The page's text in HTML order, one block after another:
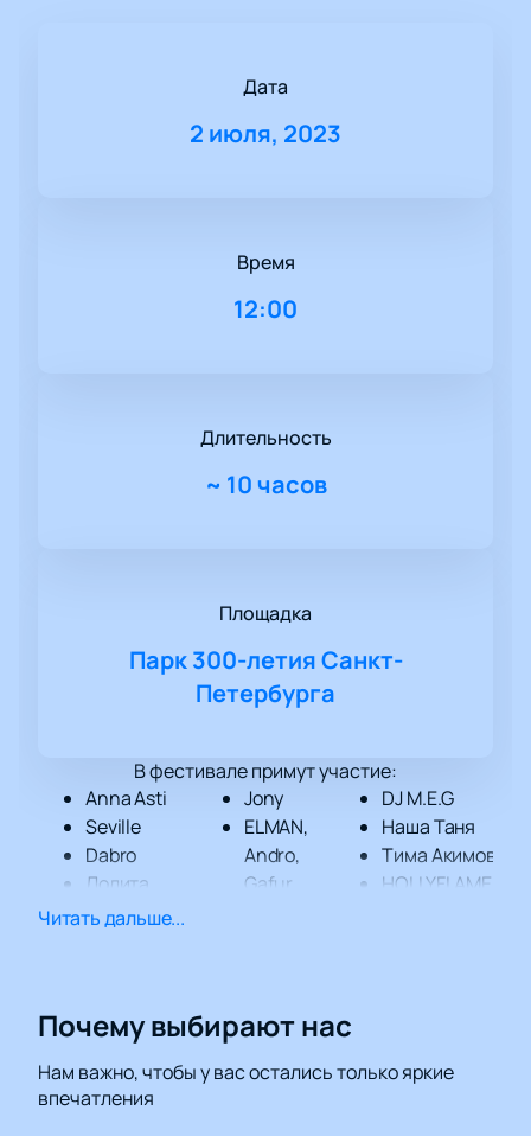
Дата
2 июля, 2023
Время
12:00
Длительность
~ 10 часов
Площадка
Парк 300-летия Санкт-
Петербурга
В фестивале примут участие:
Anna Asti
Seville
Dabro
Лолита
L'One
ИВАНУШКИ
Ramil
Mary Gu
Jony
ELMAN,
Andro,
Gafur
Три дня
Антоха
DJ M.E.G
Наша Таня
Тима Акимов
HOLLYFLAME
огне
Читать дальше...
Почему выбирают нас
Нам важно, чтобы у вас остались только яркие
впечатления